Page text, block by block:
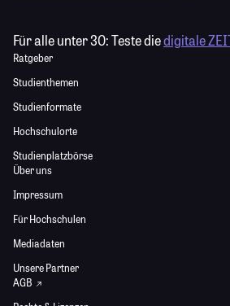
Für alle unter 30:Teste diedigitale
Ratgeber
Studienthemen
Studienformate
Hochschulorte
Studienplatzbörse
Über uns
Impressum
Für Hochschulen
Mediadaten
Unsere Partner
AGB